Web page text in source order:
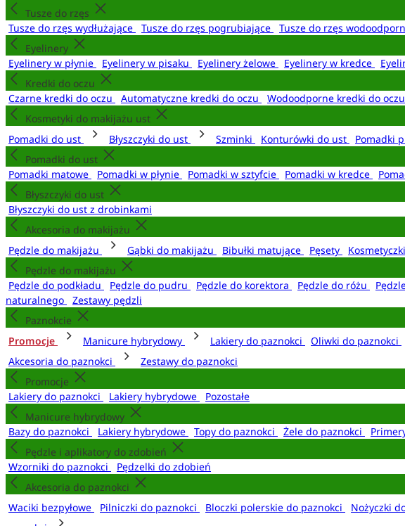
Tusze do rzęs
Tusze do rzęs wydłużające
Tusze do rzęs pogrubiające Tusze do rzęs
Eyelinery
Eyelinery w płynie
Eyelinery w pisaku Eyelinery żelowe Eyelinery w kredce
Kredki do oczu
Czarne kredki do oczu
Automatyczne kredki do oczu Wodoodporne kredki do oczu
Kosmetyki do makijażu ust
Pomadki do ust
Błyszczyki do ust Szminki Konturówki do ust Pomadki
Pomadki do ust
Pomadki matowe
Pomadki w płynie Pomadki w sztyfcie Pomadki w kredce
Błyszczyki do ust
Błyszczyki do ust z drobinkami
Akcesoria do makijażu
Pędzle do makijażu
Gąbki do makijażu Bibułki matujące Pęsety Kosmetyczki
Pędzle do makijażu
Pędzle do podkładu
Pędzle do pudru Pędzle do korektora Pędzle do różu
naturalnego
Zestawy pędzli
Paznokcie
Promocje
Manicure hybrydowy Lakiery do paznokci Oliwki do paznokci
Akcesoria do paznokci
Zestawy do paznokci
Promocje
Lakiery do paznokci
Lakiery hybrydowe
Pozostałe
Manicure hybrydowy
Bazy do paznokci
Lakiery hybrydowe Topy do paznokci Żele do paznokci
Pędzle i aplikatory do zdobień
Wzorniki do paznokci
Pędzelki do zdobień
Akcesoria do paznokci
Waciki bezpyłowe
Pilniczki do paznokci Bloczki polerskie do paznokci Nożyczki